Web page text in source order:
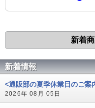
新着
新着情報
<通販部の夏季休業日のご案
2026年 08月 05日